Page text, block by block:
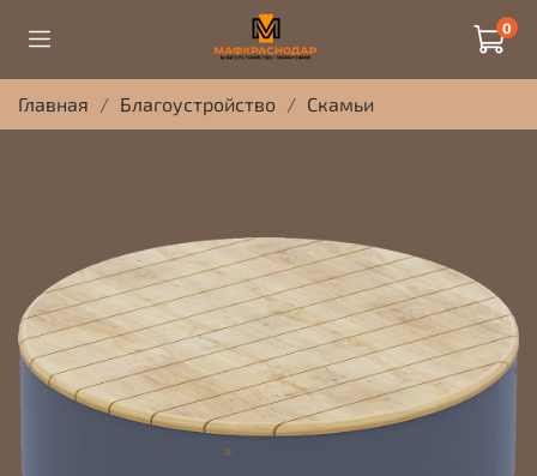
0
Главная Благоустройство Скамьи